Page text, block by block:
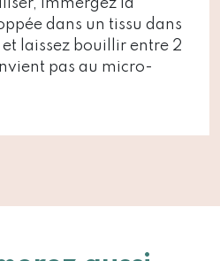
dans un tissu dans
laissez bouillir entre 2
pas au micro-